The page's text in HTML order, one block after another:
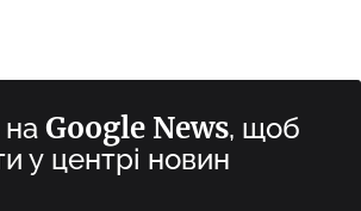
Google News, щоб
у центрі новин